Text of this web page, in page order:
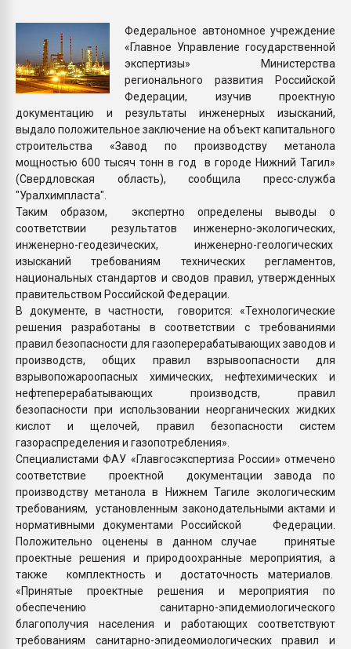
ПЕРЕЙТИ НА
Федеральное автономное учреждение
«Главное Управление государственной
экспертизы» Министерства
регионального развития Российской
Федерации, изучив проектную
документацию и результаты инженерных изысканий,
выдало положительное заключение на объект капитального
строительства «Завод по производству метанола
мощностью 600 тысяч тонн в год в городе Нижний Тагил»
(Свердловская область), сообщила пресс-служба
"Уралхимпласта".
Таким образом, экспертно определены выводы о
соответствии результатов инженерно-экологических,
инженерно-геодезических, инженерно-геологических
изысканий требованиям технических регламентов,
национальных стандартов и сводов правил, утвержденных
правительством Российской Федерации.
В документе, в частности, говорится: «Технологические
решения разработаны в соответствии с требованиями
правил безопасности для газоперерабатывающих заводов и
производств, общих правил взрывоопасности для
взрывопожароопасных химических, нефтехимических и
нефтеперерабатывающих производств, правил
безопасности при использовании неорганических жидких
кислот и щелочей, правил безопасности систем
газораспределения и газопотребления».
Специалистами ФАУ «Главгосэкспертиза России» отмечено
соответствие проектной документации завода по
производству метанола в Нижнем Тагиле экологическим
требованиям, установленным законодательными актами и
нормативными документами Российской Федерации.
Положительно оценены в данном случае принятые
проектные решения и природоохранные мероприятия, а
также комплектность и достаточность материалов.
«Принятые проектные решения и мероприятия по
обеспечению санитарно-эпидемиологического
благополучия населения и работающих соответствуют
требованиям санитарно-эпидеомиологических правил и